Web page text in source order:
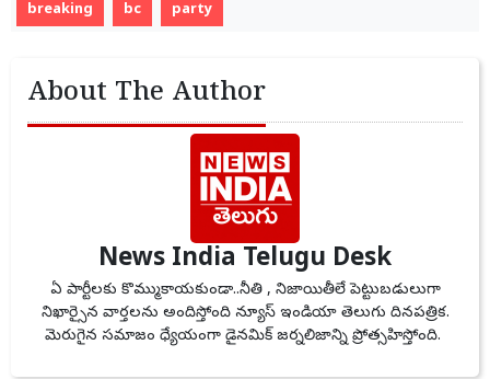
breaking
bc party
About The Author
News India Telugu Desk
ఏ పార్టీలకు కొమ్ముకాయకుండా..నీతి , నిజాయితీలే పెట్టుబడులుగా
నిఖార్సైన వార్తలను అందిస్తోంది న్యూస్ ఇండియా తెలుగు దినపత్రిక.
మెరుగైన సమాజం ధ్యేయంగా డైనమిక్ జర్నలిజాన్ని ప్రోత్సహిస్తోంది.